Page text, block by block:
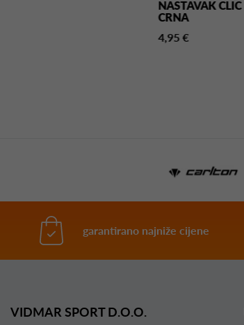
NASTAVAK CLIC
CRNA
4,95 €
garantirano najniže cijene
VIDMAR SPORT D.O.O.